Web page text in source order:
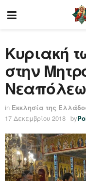
Κυριακή
στην
in Εκκλησία της
17 Δεκεμβρίου 2018 by